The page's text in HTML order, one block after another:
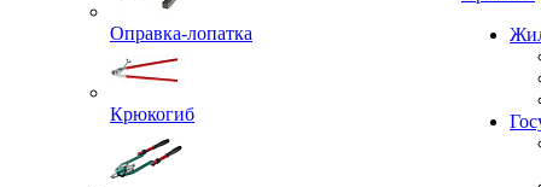
Оправка-лопатка
Крюкогиб